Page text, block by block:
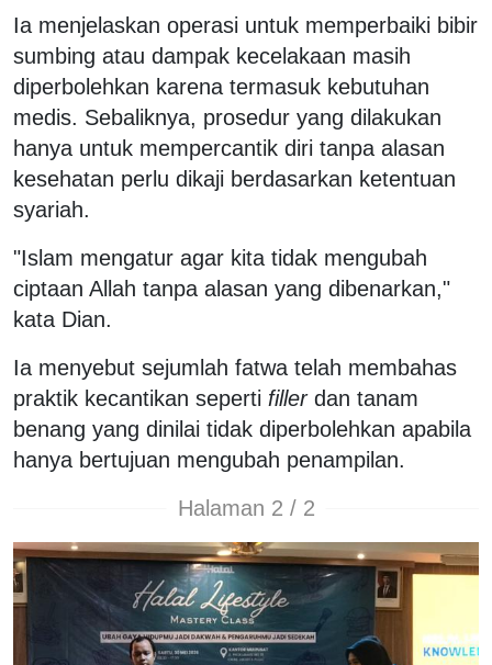
Ia menjelaskan operasi untuk memperbaiki bibir
sumbing atau dampak kecelakaan masih
diperbolehkan karena termasuk kebutuhan
medis. Sebaliknya, prosedur yang dilakukan
hanya untuk mempercantik diri tanpa alasan
kesehatan perlu dikaji berdasarkan ketentuan
syariah.
"Islam mengatur agar kita tidak mengubah
ciptaan Allah tanpa alasan yang dibenarkan,"
kata Dian.
Ia menyebut sejumlah fatwa telah membahas
praktik kecantikan seperti fillerdan tanam
benang yang dinilai tidak diperbolehkan apabila
hanya bertujuan mengubah penampilan.
Halaman 2 / 2